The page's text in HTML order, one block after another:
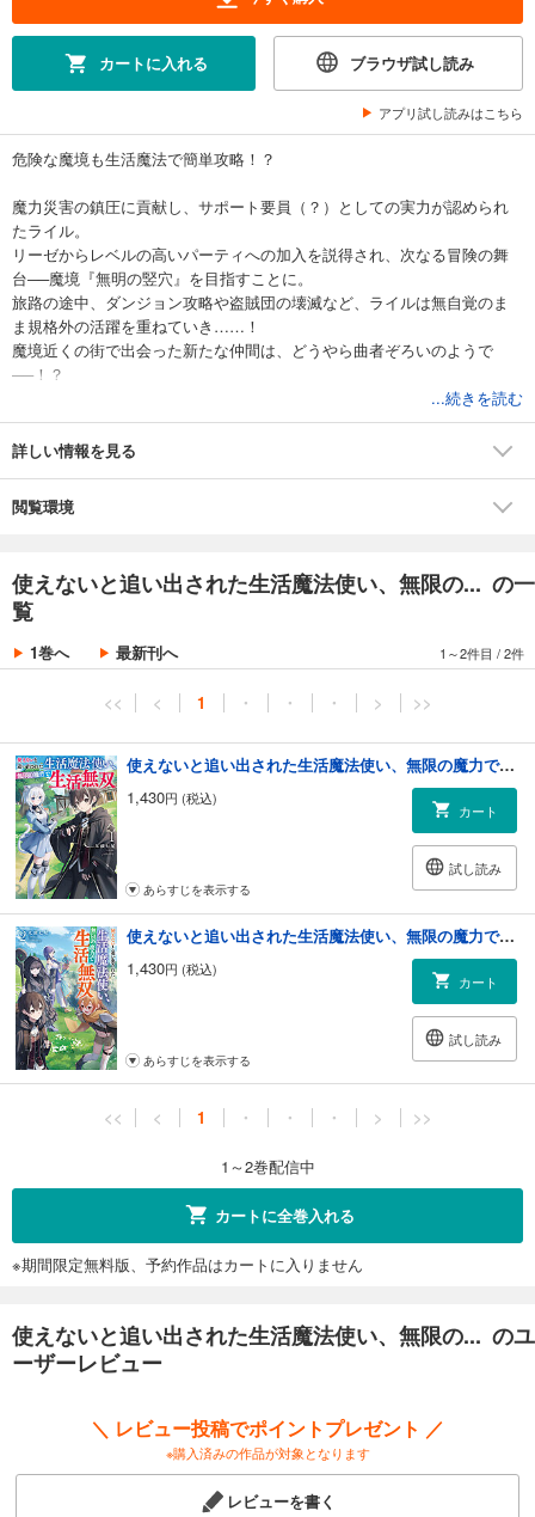
カートに入れる ブラウザ試し読み
アプリ試し読みはこちら
危険な魔境も生活魔法で簡単攻略！？
魔力災害の鎮圧に貢献し、サポート要員（？）としての実力が認められ
たライル。
リーゼからレベルの高いパーティへの加入を説得され、次なる冒険の舞
台──魔境『無明の竪穴』を目指すことに。
旅路の途中、ダンジョン攻略や盗賊団の壊滅など、ライルは無自覚のま
ま規格外の活躍を重ねていき……！
魔境近くの街で出会った新たな仲間は、どうやら曲者ぞろいのようで
──！？
追放された生活魔法使いの無自覚無双ファンタジー、第二弾！
...続きを読む
詳しい情報を見る
閲覧環境
使えないと追い出された生活魔法使い、無限の... の一
覧
1巻へ 最新刊へ 1～2件目 /2件
<< < 1 ・ ・ ・ > >>
使えないと追い出された生活魔法使い、無限の魔力で生活無双１【電子書店共通特典SS付】
1,430円 (税込)
カート
試し読み
あらすじを表示する
使えないと追い出された生活魔法使い、無限の魔力で生活無双２【電子書店共通特典SS付】
1,430円 (税込)
カート
試し読み
あらすじを表示する
<< < 1 ・ ・ ・ > >>
1～2巻配信中
カートに全巻入れる
※期間限定無料版、予約作品はカートに入りません
使えないと追い出された生活魔法使い、無限の... のユ
ーザーレビュー
＼ レビュー投稿でポイントプレゼント ／
※購入済みの作品が対象となります
レビューを書く